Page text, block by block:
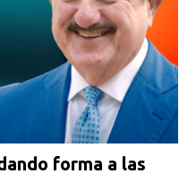
forma a las